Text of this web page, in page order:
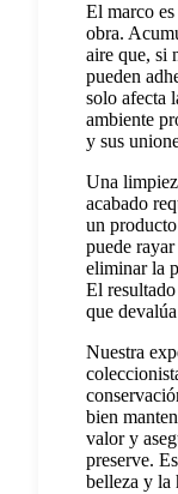
El marco
obra.
aire que, si
pueden
solo afecta
ambiente
y sus
Una
acabado
un
puede
eliminar la
El
que
Nuestra
bien
valor y
preserve.
belleza y la